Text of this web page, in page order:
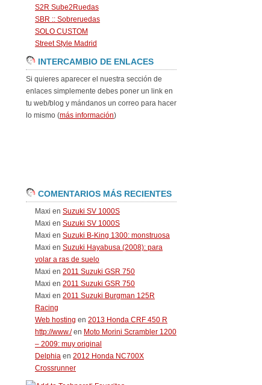
S2R Sube2Ruedas
SBR :: Sobreruedas
SOLO CUSTOM
Street Style Madrid
INTERCAMBIO DE ENLACES
Si quieres aparecer el nuestra sección de
enlaces simplemente debes poner un link en
tu web/blog y mándanos un correo para hacer
lo mismo (más información)
COMENTARIOS MÁS RECIENTES
Maxi en Suzuki SV 1000S
Maxi en Suzuki SV 1000S
Maxi en Suzuki B-King 1300: monstruosa
Maxi en Suzuki Hayabusa (2008): para
volar a ras de suelo
Maxi en 2011 Suzuki GSR 750
Maxi en 2011 Suzuki GSR 750
Maxi en 2011 Suzuki Burgman 125R
Racing
Web hosting en 2013 Honda CRF 450 R
http://www./en Moto Morini Scrambler 1200
– 2009: muy original
Delphia en 2012 Honda NC700X
Crossrunner